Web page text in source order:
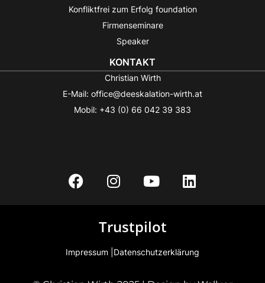
Konfliktfrei zum Erfolg foundation
Firmenseminare
Speaker
KONTAKT
Christian Wirth
E-Mail: office@deeskalation-wirth.at
Mobil: +43 (0) 66 042 39 383
Trustpilot
Impressum | Datenschutzerklärung